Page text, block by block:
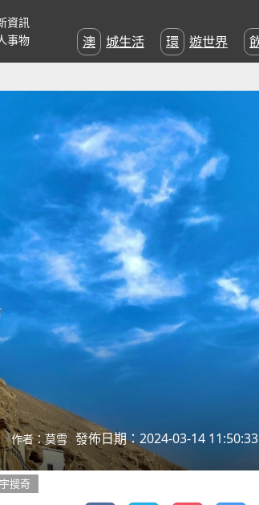
資訊
事物
澳城生活 環遊世界
作者：莫雪 發佈日期：2024-03-14 11:50:33
搜奇